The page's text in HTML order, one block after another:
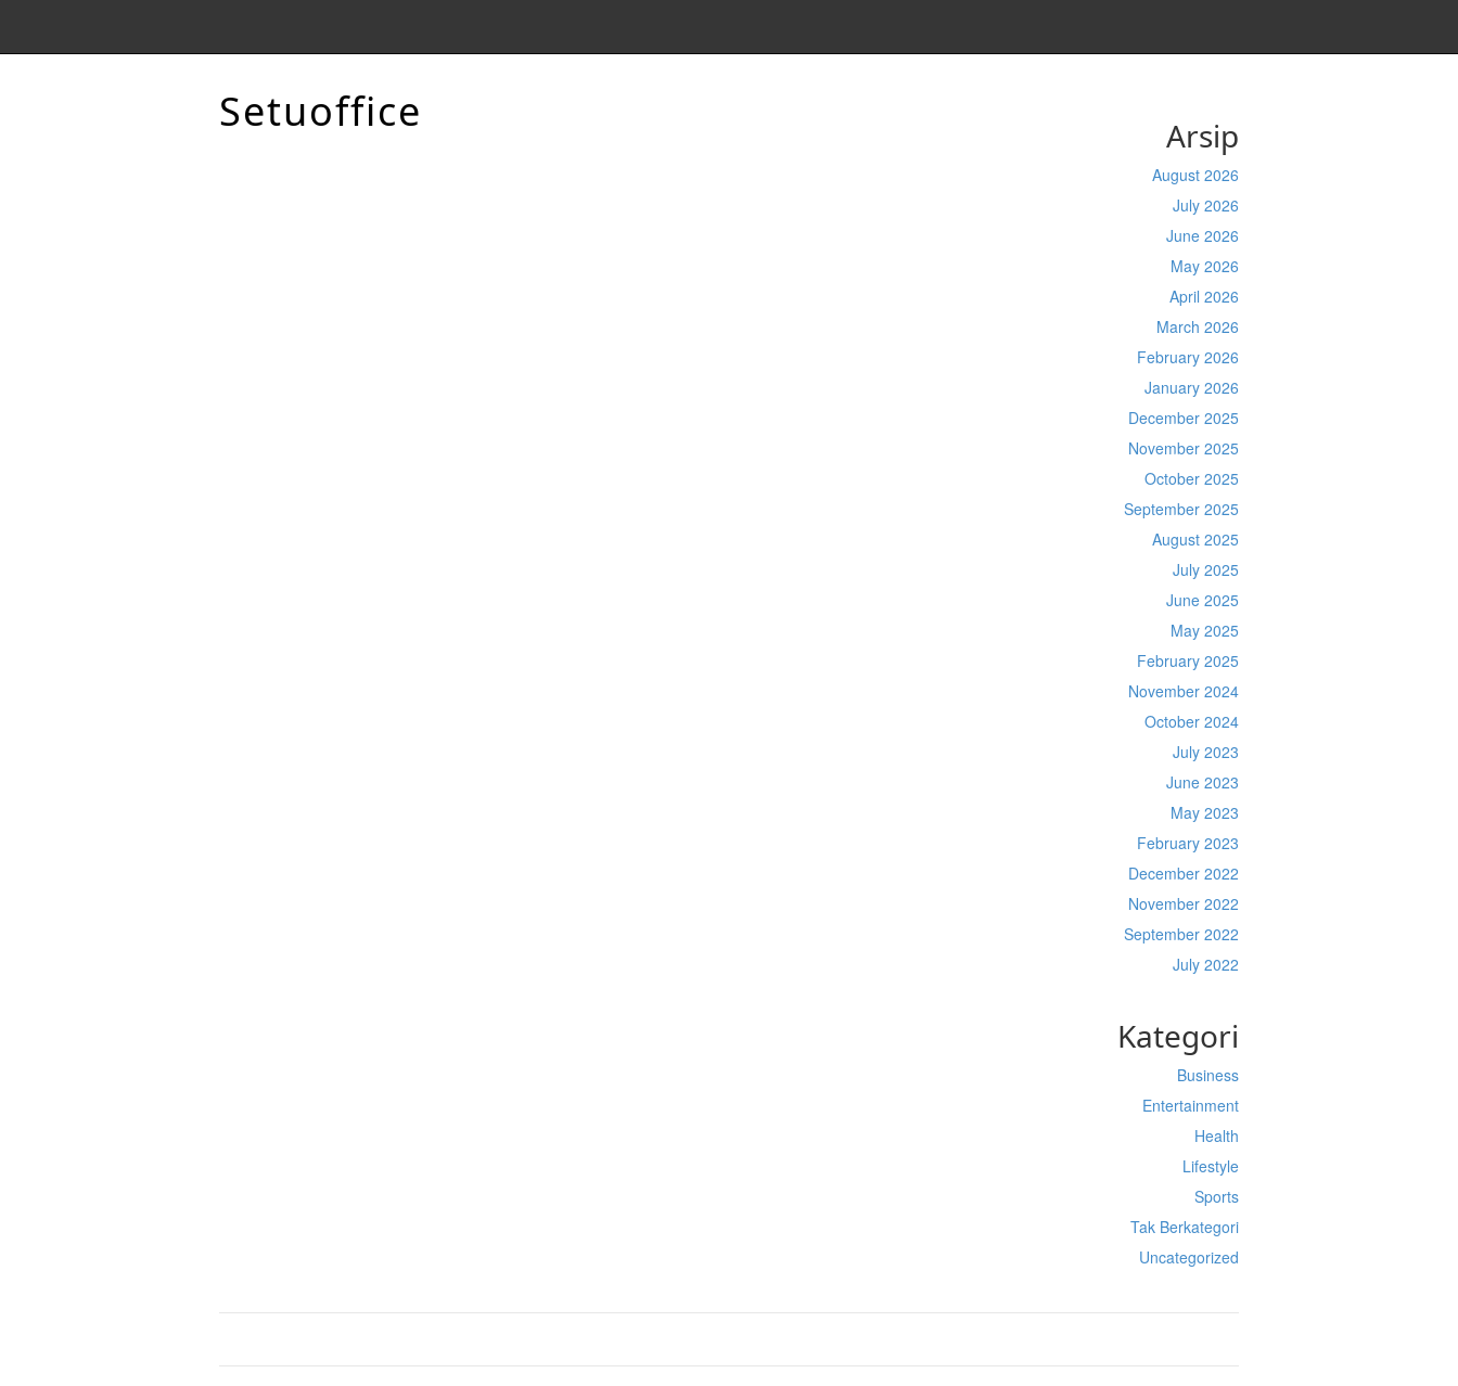
Setuoffice Arsip
August 2026
July 2026
June 2026
May 2026
April 2026
March 2026
February 2026
January 2026
December 2025
November 2025
October 2025
September 2025
August 2025
July 2025
June 2025
May 2025
February 2025
November 2024
October 2024
July 2023
June 2023
May 2023
February 2023
December 2022
November 2022
September 2022
July 2022
Kategori
Business
Entertainment
Health
Lifestyle
Sports
Tak Berkategori
Uncategorized